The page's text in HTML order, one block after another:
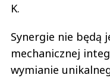
K.
Synergie nie będą
mechanicznej
wymianie